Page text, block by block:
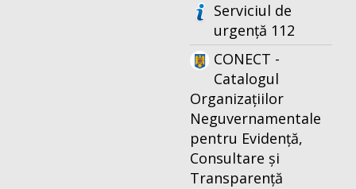
Serviciul de
urgență 112
CONECT -
Catalogul
Organizațiilor
Neguvernamentale
pentru Evidență,
Consultare și
Transparență